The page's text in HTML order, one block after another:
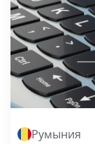
Румыния